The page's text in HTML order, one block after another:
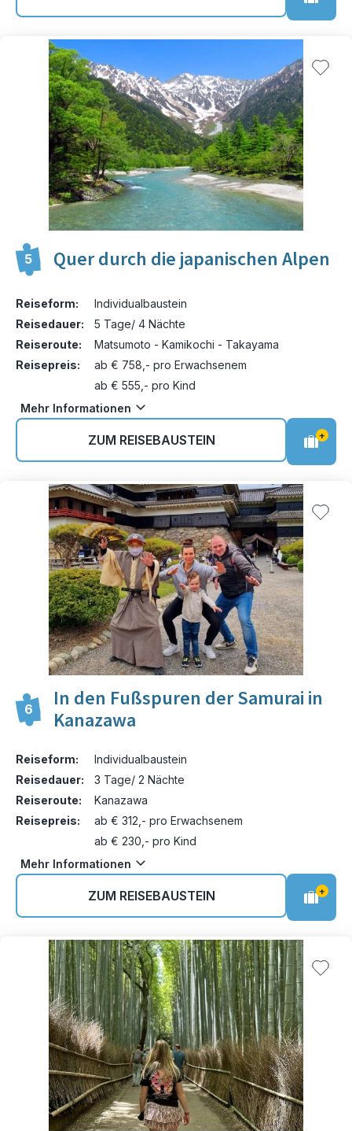
5 Quer durch die japanischen Alpen
Reiseform:
Individualbaustein
Reisedauer:
5 Tage/ 4 Nächte
Reiseroute:
Matsumoto - Kamikochi - Takayama
Reisepreis:
ab € 758,- pro Erwachsenem
ab € 555,- pro Kind
Mehr Informationen
ZUM REISEBAUSTEIN +
6
In den Fußspuren der Samurai in
Kanazawa
Reiseform:
Individualbaustein
Reisedauer:
3 Tage/ 2 Nächte
Reiseroute:
Kanazawa
Reisepreis:
ab € 312,- pro Erwachsenem
ab € 230,- pro Kind
Mehr Informationen
ZUM REISEBAUSTEIN +